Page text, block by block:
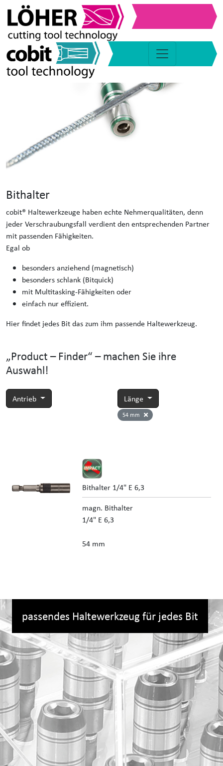
Bithalter
cobit® Haltewerkzeuge haben echte Nehmerqualitäten, denn
jeder Verschraubungsfall verdient den entsprechenden Partner
mit passenden Fähigkeiten.
Egal ob
besonders anziehend (magnetisch)
besonders schlank (Bitquick)
mit Multitasking-Fähigkeiten oder
einfach nur effizient.
Hier findet jedes Bit das zum ihm passende Haltewerkzeug.
„Product – Finder“ – machen Sie ihre
Auswahl!
Antrieb Länge
54 mm
Bithalter 1/4" E 6,3
magn. Bithalter
1/4" E 6,3
54 mm
passendes Haltewerkzeug für jedes Bit